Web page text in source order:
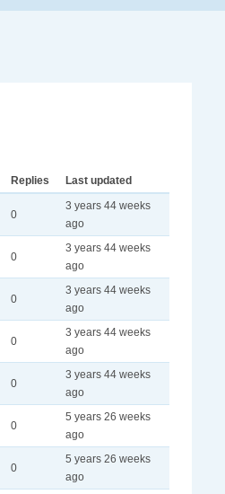
Replies Last updated
0
3 years 44 weeks
ago
0
3 years 44 weeks
ago
0
3 years 44 weeks
ago
0
3 years 44 weeks
ago
0
3 years 44 weeks
ago
0
5 years 26 weeks
ago
0
5 years 26 weeks
ago